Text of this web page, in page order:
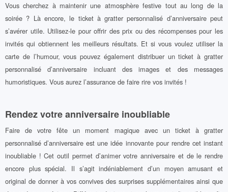
Vous cherchez à maintenir une atmosphère festive tout au long de la
soirée ? Là encore, le ticket à gratter personnalisé d’anniversaire peut
s’avérer utile. Utilisez-le pour offrir des prix ou des récompenses pour les
invités qui obtiennent les meilleurs résultats. Et si vous voulez utiliser la
carte de l’humour, vous pouvez également distribuer un ticket à gratter
personnalisé d’anniversaire incluant des images et des messages
humoristiques. Vous aurez l’assurance de faire rire vos invités !
Rendez votre anniversaire inoubliable
Faire de votre fête un moment magique avec un ticket à gratter
personnalisé d’anniversaire est une idée innovante pour rendre cet instant
inoubliable ! Cet outil permet d’animer votre anniversaire et de le rendre
encore plus spécial. Il s’agit indéniablement d’un moyen amusant et
original de donner à vos convives des surprises supplémentaires ainsi que